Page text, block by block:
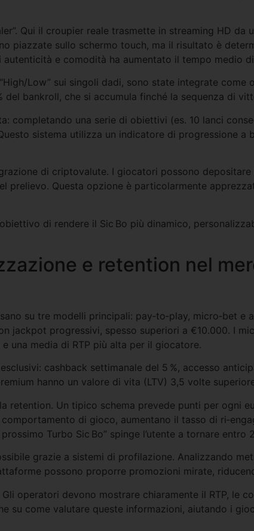
Qui il croupier reale trasmette in streaming HD
piazzate sullo schermo touch, ma il risultato è
autenticità e comodità ha aumentato il tempo medio
Low” sui singoli dadi, sono state integrate
del bankroll, che si accumula finché la sequenza di
completando una serie di obiettivi (es. 10 lanci
sistema utilizza un indicatore di progressione a
di criptovalute. I giocatori possono
prelievo. Questa opzione è particolarmente
di rendere il Sic Bo più dinamico,
e retention nel
su tre modelli principali: pay‑to‑play, micro‑bet e
jackpot progressivi, spesso superiori a €10.000. I
una media di RTP più alta per il giocatore.
cashback settimanale del 5 %, accesso
hanno un valore di vita (LTV) 3,5 volte
retention. Un tipico schema prevede punti per ogni
di gioco, aumentano il tasso di
Turbo Sic Bo” spinge l’utente a tornare entro
grazie a sistemi di profilazione. Analizzando
possono proporre promozioni mirate,
operatori devono mostrare chiaramente il RTP, le
su come valutare queste informazioni, aiutando i